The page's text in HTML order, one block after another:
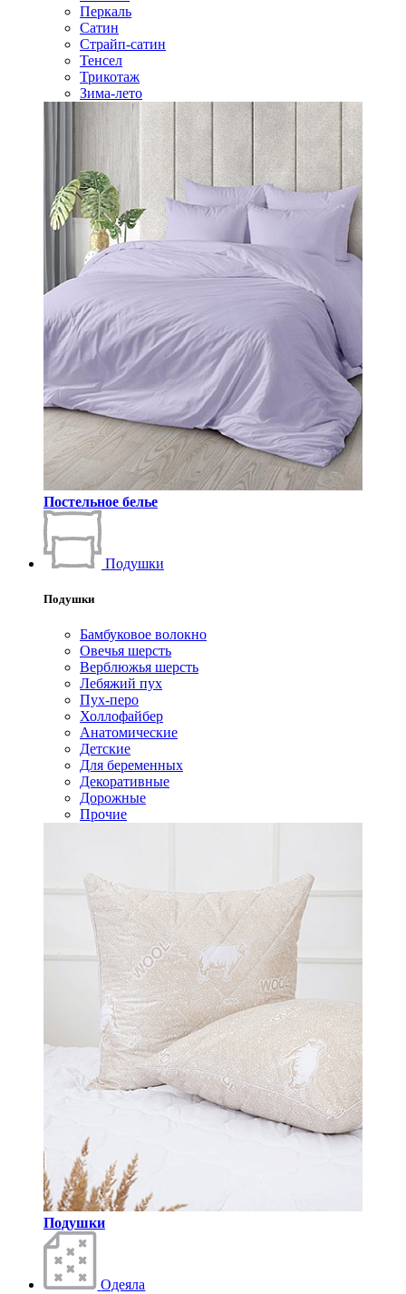
Перкаль
Сатин
Страйп-сатин
Тенсел
Трикотаж
Зима-лето
Постельное белье
Подушки
Подушки
Бамбуковое волокно
Овечья шерсть
Верблюжья шерсть
Лебяжий пух
Пух-перо
Холлофайбер
Анатомические
Детские
Для беременных
Декоративные
Дорожные
Прочие
Подушки
Одеяла